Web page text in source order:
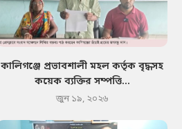
কালিগঞ্জে প্রভাবশালী মহল কর্তৃক বৃদ্ধসহ
কয়েক ব্যক্তির সম্পত্তি...
জুন ১৯, ২০২৬